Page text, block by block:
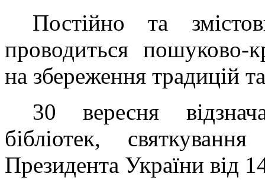
Постійно та
проводиться пошуково-
на збереження традицій
30 вересня
бібліотек,
Президента України від